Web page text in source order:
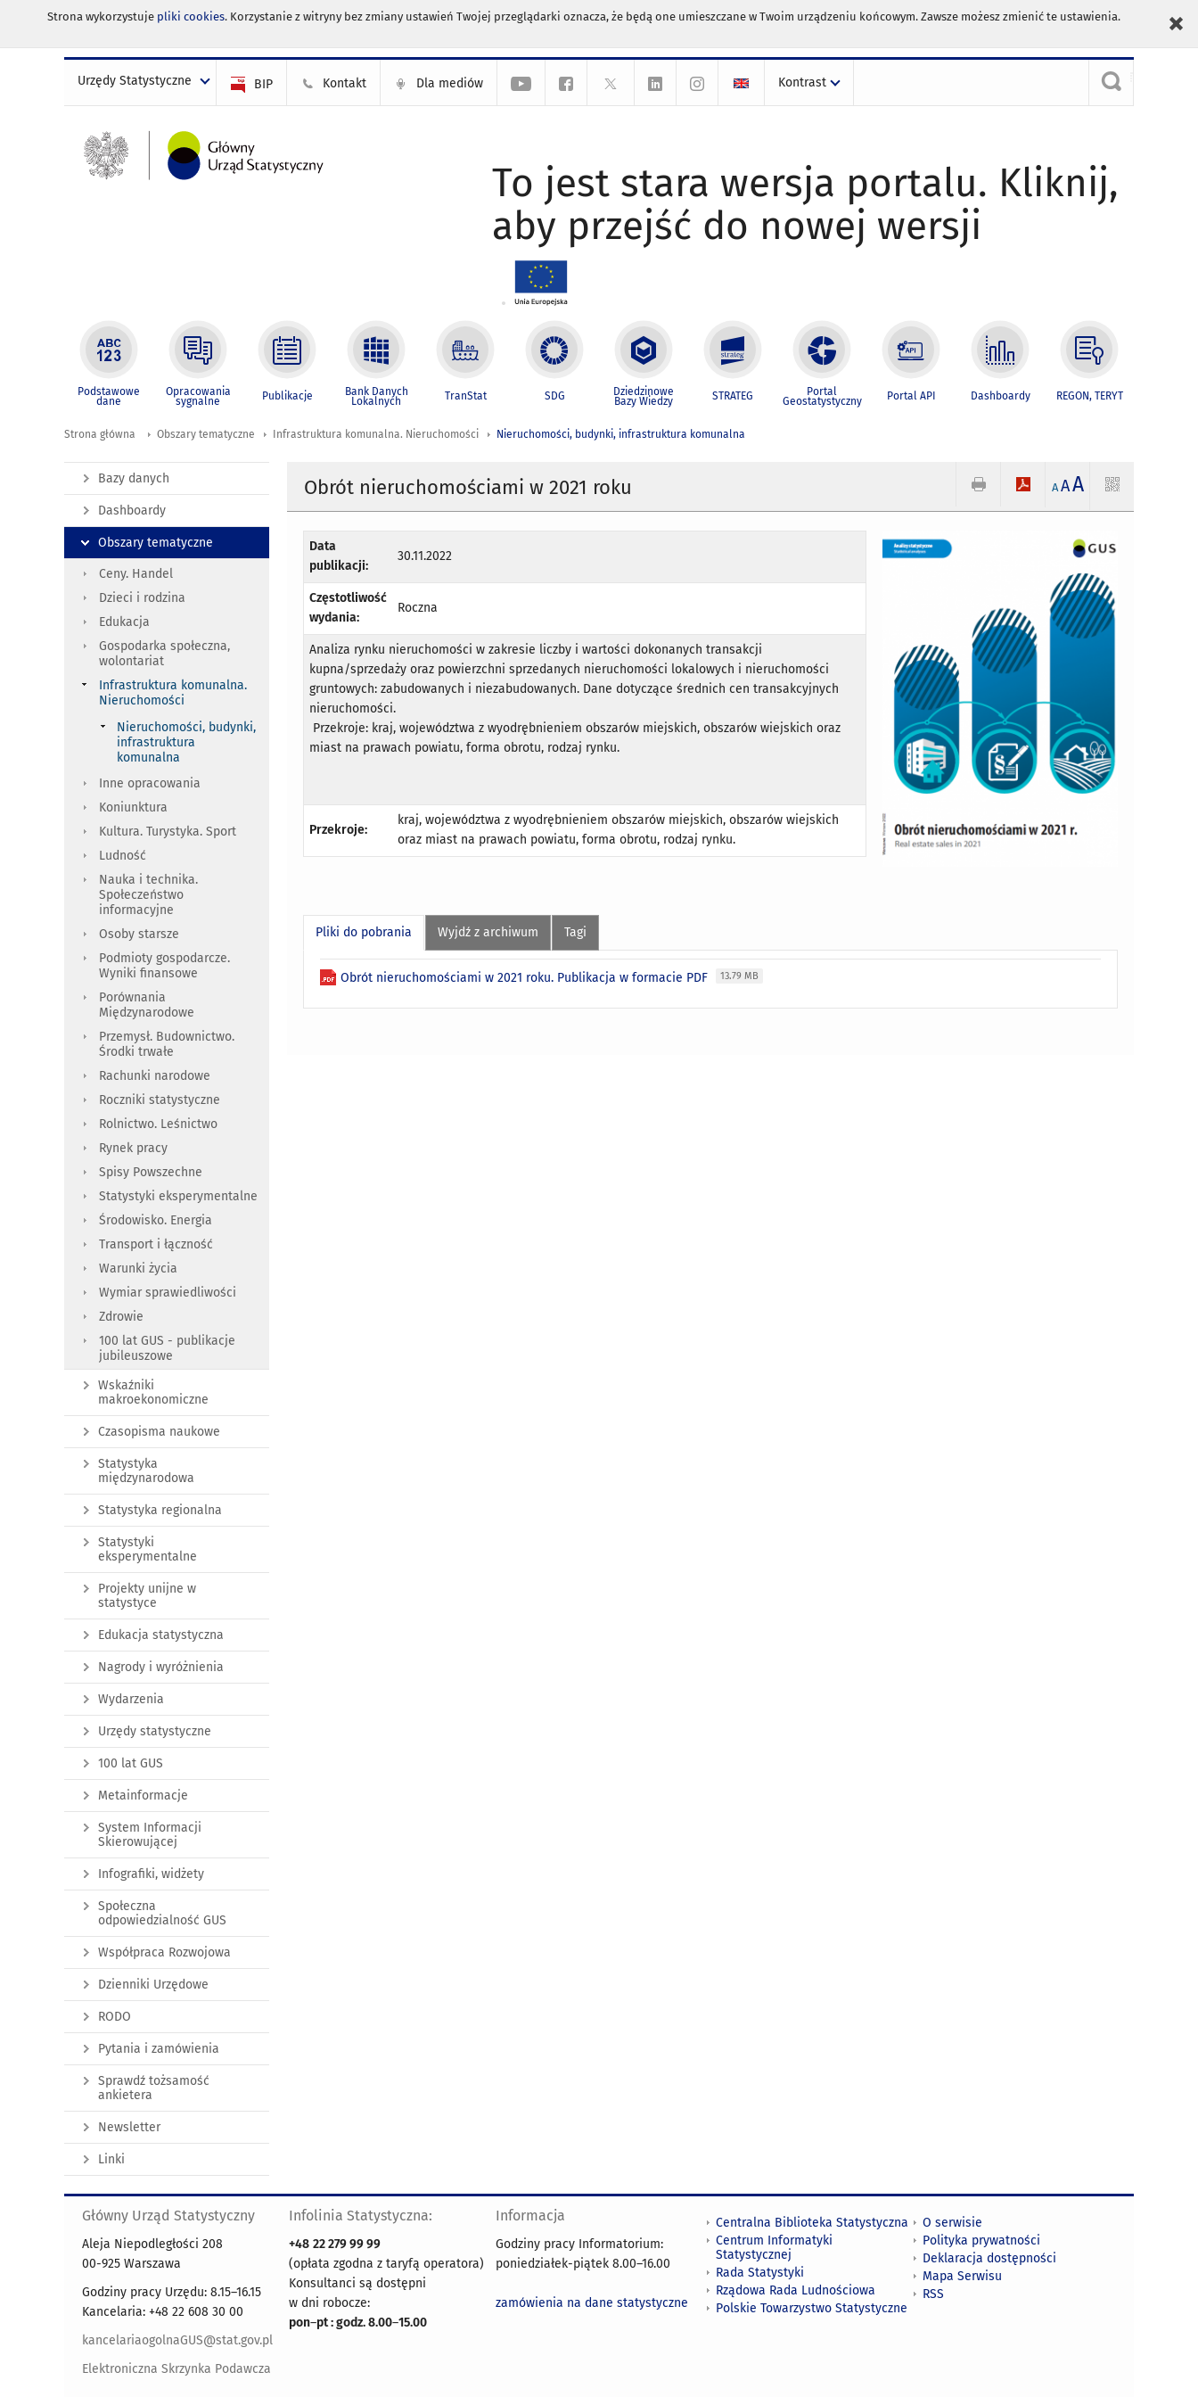
Strona wykorzystuje pliki cookies. Korzystanie z witryny bez zmiany ustawień Twojej przeglądarki oznacza, że będą one umieszczane w Twoim urządzeniu końcowym. Zawsze możesz zmienić te ustawienia.
Urzędy Statystyczne BIP Kontakt Dla mediów Kontrast
To jest stara wersja portalu. Kliknij,
aby przejść do nowej wersji
Podstawowe
dane
Opracowania
sygnalne Publikacje Bank Danych
Lokalnych TranStat SDG Dziedzinowe
Bazy Wiedzy STRATEG Portal
Geostatystyczny Portal API Dashboardy REGON, TERYT
Strona główna Obszary tematyczne Infrastruktura komunalna. Nieruchomości Nieruchomości, budynki, infrastruktura komunalna
Obrót nieruchomościami w 2021 roku A AA
Data
publikacji:
30.11.2022
Częstotliwość
wydania:
Roczna
Analiza rynku nieruchomości w zakresie liczby i wartości dokonanych transakcji
kupna/sprzedaży oraz powierzchni sprzedanych nieruchomości lokalowych i nieruchomości
gruntowych: zabudowanych i niezabudowanych. Dane dotyczące średnich cen transakcyjnych
nieruchomości.
Przekroje: kraj, województwa z wyodrębnieniem obszarów miejskich, obszarów wiejskich oraz
miast na prawach powiatu, forma obrotu, rodzaj rynku.
Przekroje:
kraj, województwa z wyodrębnieniem obszarów miejskich, obszarów wiejskich
oraz miast na prawach powiatu, forma obrotu, rodzaj rynku.
Pliki do pobrania Wyjdź z archiwum Tagi
Obrót nieruchomościami w 2021 roku. Publikacja w formacie PDF 13.79 MB
Bazy danych
Dashboardy
Obszary tematyczne
Ceny. Handel
Dzieci i rodzina
Edukacja
Gospodarka społeczna,
wolontariat
Infrastruktura komunalna.
Nieruchomości
Nieruchomości, budynki,
infrastruktura
komunalna
Inne opracowania
Koniunktura
Kultura. Turystyka. Sport
Ludność
Nauka i technika.
Społeczeństwo
informacyjne
Osoby starsze
Podmioty gospodarcze.
Wyniki finansowe
Porównania
Międzynarodowe
Przemysł. Budownictwo.
Środki trwałe
Rachunki narodowe
Roczniki statystyczne
Rolnictwo. Leśnictwo
Rynek pracy
Spisy Powszechne
Statystyki eksperymentalne
Środowisko. Energia
Transport i łączność
Warunki życia
Wymiar sprawiedliwości
Zdrowie
100 lat GUS - publikacje
jubileuszowe
Wskaźniki
makroekonomiczne
Czasopisma naukowe
Statystyka
międzynarodowa
Statystyka regionalna
Statystyki
eksperymentalne
Projekty unijne w
statystyce
Edukacja statystyczna
Nagrody i wyróżnienia
Wydarzenia
Urzędy statystyczne
100 lat GUS
Metainformacje
System Informacji
Skierowującej
Infografiki, widżety
Społeczna
odpowiedzialność GUS
Współpraca Rozwojowa
Dzienniki Urzędowe
RODO
Pytania i zamówienia
Sprawdź tożsamość
ankietera
Newsletter
Linki
Główny Urząd Statystyczny
Aleja Niepodległości 208
00-925 Warszawa
Godziny pracy Urzędu: 8.15–16.15
Kancelaria: +48 22 608 30 00
kancelariaogolnaGUS@stat.gov.pl
Elektroniczna Skrzynka Podawcza
Infolinia Statystyczna:
+48 22 279 99 99
(opłata zgodna z taryfą operatora)
Konsultanci są dostępni
w dni robocze:
pon–pt : godz. 8.00–15.00
Informacja
Godziny pracy Informatorium:
poniedziałek-piątek 8.00–16.00
zamówienia na dane statystyczne
Centralna Biblioteka Statystyczna
Centrum Informatyki
Statystycznej
Rada Statystyki
Rządowa Rada Ludnościowa
Polskie Towarzystwo Statystyczne
O serwisie
Polityka prywatności
Deklaracja dostępności
Mapa Serwisu
RSS